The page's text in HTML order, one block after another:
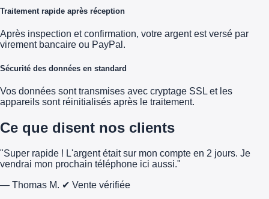
Traitement rapide après réception
Après inspection et confirmation, votre argent est versé par
virement bancaire ou PayPal.
Sécurité des données en standard
Vos données sont transmises avec cryptage SSL et les
appareils sont réinitialisés après le traitement.
Ce que disent nos clients
"Super rapide ! L'argent était sur mon compte en 2 jours. Je
vendrai mon prochain téléphone ici aussi."
— Thomas M. ✔ Vente vérifiée